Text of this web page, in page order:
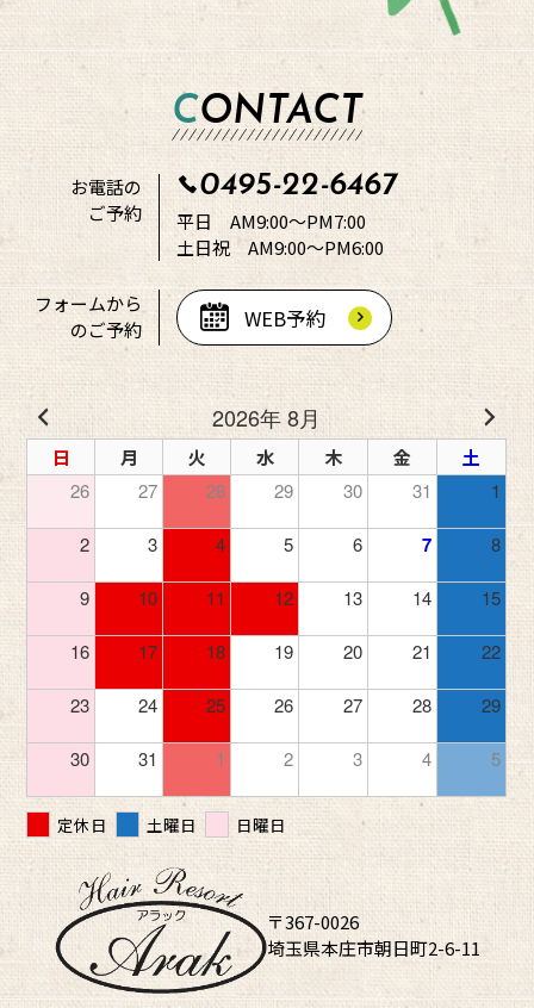
CONTACT
お電話の
ご予約
0495-22-6467
平日 AM9:00～PM7:00
土日祝 AM9:00～PM6:00
フォームから
のご予約
WEB予約
2026年 8月
日 月 火 水 木 金
土
26
27 28 29 30 31 1
2 3 4 5 6 7 8
9 10 11 12 13 14 15
16 17 18 19 20 21 22
23 24 25 26 27 28 29
30 31 1 2 3 4 5
定休日 土曜日 日曜日
〒367-0026
埼玉県本庄市朝日町2-6-11